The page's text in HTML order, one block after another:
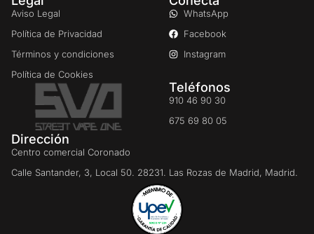
Aviso Legal
Política de Privacidad
Términos y condiciones
Política de Cookies
WhatsApp
Facebook
Instagram
Teléfonos
910 46 90 30
675 69 80 05
Dirección
Centro comercial Coronado
Calle Santander, 3, Local 50. 28231. Las Rozas de Madrid, Madrid.